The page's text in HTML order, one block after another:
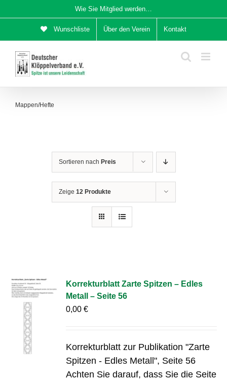
Inhalt
Wie Sie Mitglied werden…
Wunschliste Über den Verein Kontakt
Mappen/Hefte
Sortieren nach Preis
Zeige 12 Produkte
Korrekturblatt Zarte Spitzen – Edles
Metall – Seite 56
0,00€
Korrekturblatt zur Publikation "Zarte
Spitzen - Edles Metall", Seite 56
Achten Sie darauf, dass Sie die Seite